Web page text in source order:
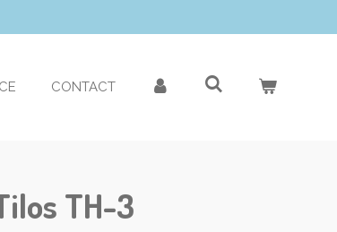
CONTACT
TH-3